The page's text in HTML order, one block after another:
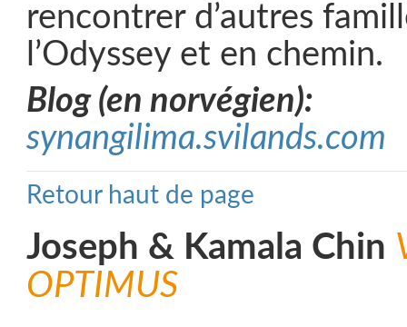
rencontrer d’autres
l’Odyssey et en chemin.
Blog (en norvégien):
synangilima.svilands.com
Retour haut de page
Joseph & Kamala Chin
OPTIMUS